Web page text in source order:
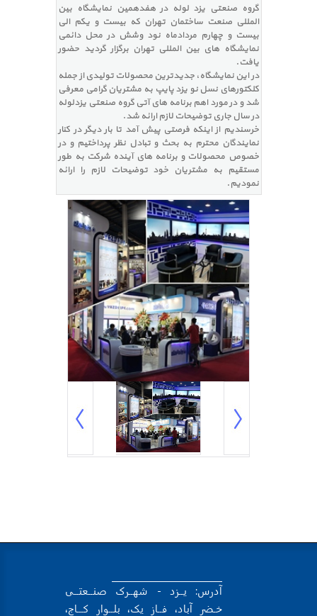
گروه صنعتی یزد لوله در هفدهمین نمایشگاه بین
المللی صنعت ساختمان تهران که بیست و یکم الی
بیست و چهارم مردادماه نود وشش در محل دائمی
نمایشگاه های بین المللی تهران برگزار گردید حضور
یافت.
در این نمایشگاه، جدیدترین محصولات تولیدی از جمله
کلکتورهای نسل نو یزد پایپ به مشتریان گرامی معرفی
شد و در مورد اهم برنامه های آتی گروه صنعتی یزدلوله
در سال جاری توضیحات لازم ارائه شد.
خرسندیم از اینکه فرصتی پیش آمد تا بار دیگر در کنار
نمایندگان محترم به بحث و تبادل نظر پرداختیم و در
خصوص محصولات و برنامه های آینده شرکت به طور
مستقیم به مشتریان خود توضیحات لازم را ارائه
نمودیم.
آدرس: یــزد - شهــرک صنــعتــی
خـضر آباد، فــاز یک، بلــوار کـــاج،